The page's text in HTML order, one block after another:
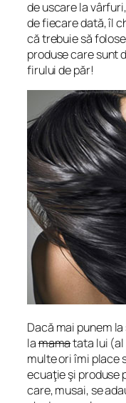
de uscare la
de fiecare dată, îl
că trebuie să
produse care sunt
firului de păr!
Dacă mai punem
lamamatata lui (al
multe ori îmi place
ecuaţie şi produse
care, musai, se